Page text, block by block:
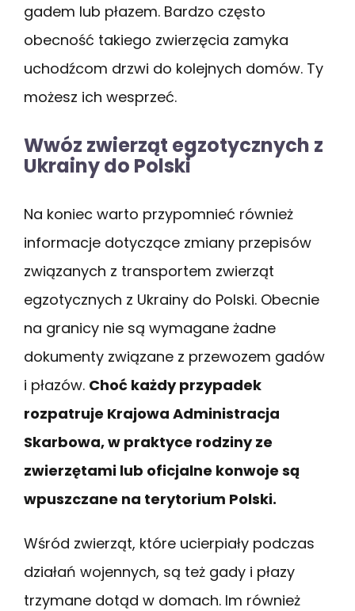
gadem lub płazem. Bardzo często
obecność takiego zwierzęcia zamyka
uchodźcom drzwi do kolejnych domów. Ty
możesz ich wesprzeć.
Wwóz zwierząt egzotycznych z
Ukrainy do Polski
Na koniec warto przypomnieć również
informacje dotyczące zmiany przepisów
związanych z transportem zwierząt
egzotycznych z Ukrainy do Polski. Obecnie
na granicy nie są wymagane żadne
dokumenty związane z przewozem gadów
i płazów. Choć każdy przypadek
rozpatruje Krajowa Administracja
Skarbowa, w praktyce rodziny ze
zwierzętami lub oficjalne konwoje są
wpuszczane na terytorium Polski.
Wśród zwierząt, które ucierpiały podczas
działań wojennych, są też gady i płazy
trzymane dotąd w domach. Im również